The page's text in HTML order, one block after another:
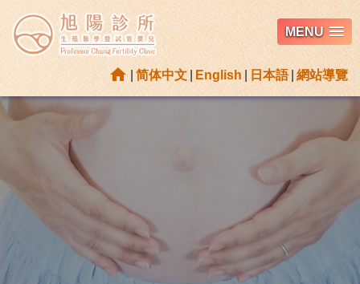
home | 简体中文 | English | 日本語| 網站導覽
MENU